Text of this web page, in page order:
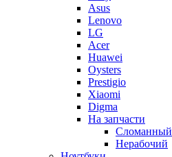
Asus
Lenovo
LG
Acer
Huawei
Oysters
Prestigio
Xiaomi
Digma
На запчасти
Сломанный
Нерабочий